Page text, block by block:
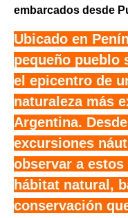
embarcados desde
Ubicado en
pequeño pueblo
el epicentro de
naturaleza más
Argentina.
excursiones
observar a
hábitat natural,
conservación